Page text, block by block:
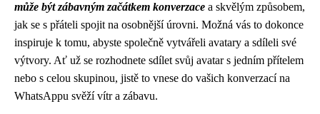
může být zábavným začátkem konverzace a skvělým způsobem,
jak se s přáteli spojit na osobnější úrovni. Možná vás to dokonce
inspiruje k tomu, abyste společně vytvářeli avatary a sdíleli své
výtvory. Ať už se rozhodnete sdílet svůj avatar s jedním přítelem
nebo s celou skupinou, jistě to vnese do vašich konverzací na
WhatsAppu svěží vítr a zábavu.